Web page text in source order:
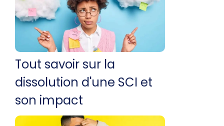
Tout savoir sur la
dissolution d'une SCI et
son impact